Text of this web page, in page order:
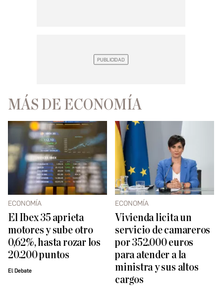
MÁS DE ECONOMÍA
ECONOMÍA
El Ibex 35 aprieta
motores y sube otro
0,62%, hasta rozar los
20.200 puntos
El Debate
ECONOMÍA
Vivienda licita un
servicio de camareros
por 352.000 euros
para atender a la
ministra y sus altos
cargos